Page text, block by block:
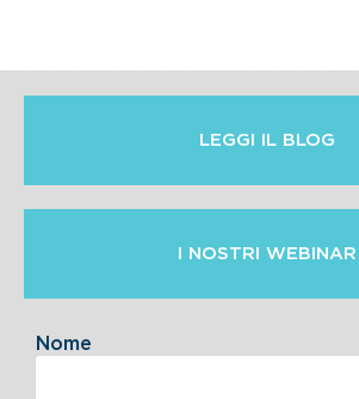
LEGGI IL BLOG
I NOSTRI WEBINAR
Nome